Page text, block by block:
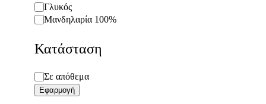
Γλυκός
Μανδηλαρία 100%
Κατάσταση
Κατάσταση
Σε απόθεμα
Εφαρμογή